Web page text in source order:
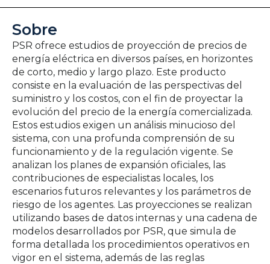
Sobre
PSR ofrece estudios de proyección de precios de
energía eléctrica en diversos países, en horizontes
de corto, medio y largo plazo. Este producto
consiste en la evaluación de las perspectivas del
suministro y los costos, con el fin de proyectar la
evolución del precio de la energía comercializada.
Estos estudios exigen un análisis minucioso del
sistema, con una profunda comprensión de su
funcionamiento y de la regulación vigente. Se
analizan los planes de expansión oficiales, las
contribuciones de especialistas locales, los
escenarios futuros relevantes y los parámetros de
riesgo de los agentes. Las proyecciones se realizan
utilizando bases de datos internas y una cadena de
modelos desarrollados por PSR, que simula de
forma detallada los procedimientos operativos en
vigor en el sistema, además de las reglas